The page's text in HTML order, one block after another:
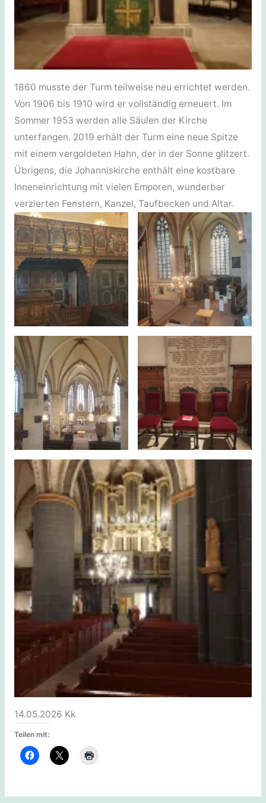
1860 musste der Turm teilweise neu errichtet werden.
Von 1906 bis 1910 wird er vollständig erneuert. Im
Sommer 1953 werden alle Säulen der Kirche
unterfangen. 2019 erhält der Turm eine neue Spitze
mit einem vergoldeten Hahn, der in der Sonne glitzert.
Übrigens, die Johanniskirche enthält eine kostbare
Inneneinrichtung mit vielen Emporen, wunderbar
verzierten Fenstern, Kanzel, Taufbecken und Altar.
14.05.2026 Kk
Teilen mit: